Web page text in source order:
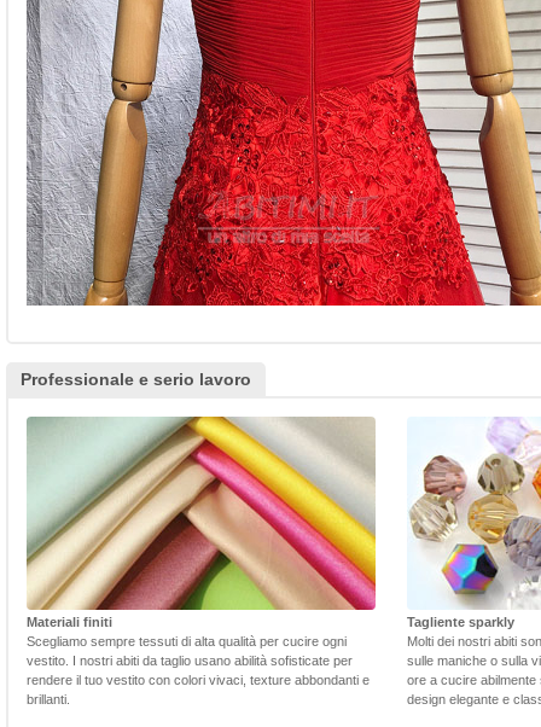
Professionale e serio lavoro
Materiali finiti
Scegliamo sempre tessuti di alta qualità per cucire ogni
vestito. I nostri abiti da taglio usano abilità sofisticate per
rendere il tuo vestito con colori vivaci, texture abbondanti e
brillanti.
Tagliente sparkly
Molti dei nostri abiti
sulle maniche o sulla
ore a cucire
design elegante e